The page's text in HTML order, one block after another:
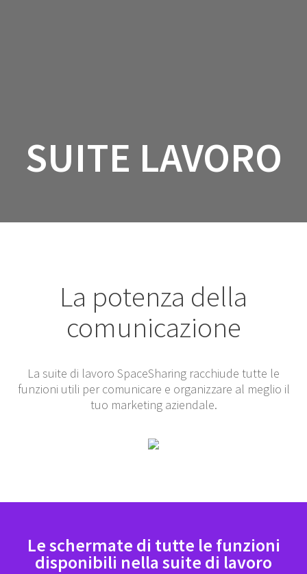
SUITE LAVORO
La potenza della
comunicazione
La suite di lavoro SpaceSharing racchiude tutte le
funzioni utili per comunicare e organizzare al meglio il
tuo marketing aziendale.
Le schermate di tutte le funzioni
disponibili nella suite di lavoro